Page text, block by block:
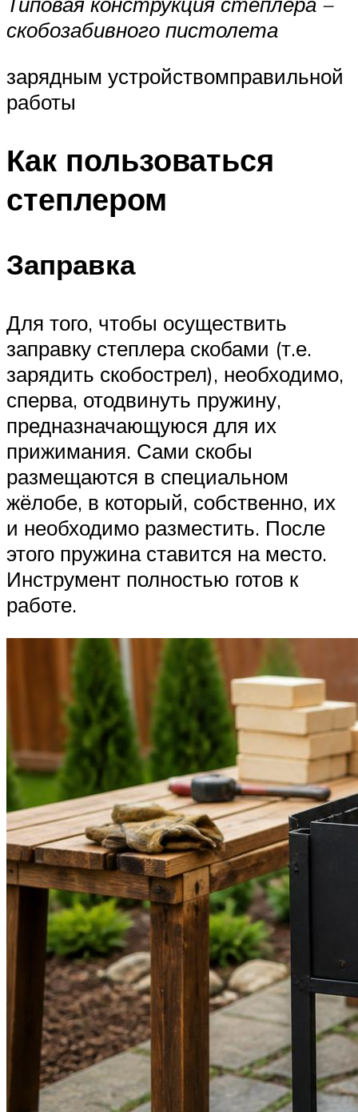
скобозабивного пистолета
зарядным устройствомправильной
работы
Как пользоваться
степлером
Заправка
Для того, чтобы осуществить
заправку степлера скобами (т.е.
зарядить скобострел), необходимо,
сперва, отодвинуть пружину,
предназначающуюся для их
прижимания. Сами скобы
размещаются в специальном
жёлобе, в который, собственно, их
и необходимо разместить. После
этого пружина ставится на место.
Инструмент полностью готов к
работе.